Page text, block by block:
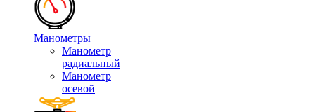
Манометры
Манометр
радиальный
Манометр
осевой